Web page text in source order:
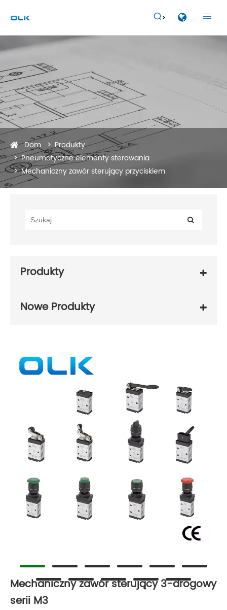
 
Dom
Produkty
Pneumatyczne elementy sterowania
Mechaniczny zawór sterujący przyciskiem
Produkty
Nowe Produkty
Mechaniczny zawór sterujący 3-drogowy
serii M3